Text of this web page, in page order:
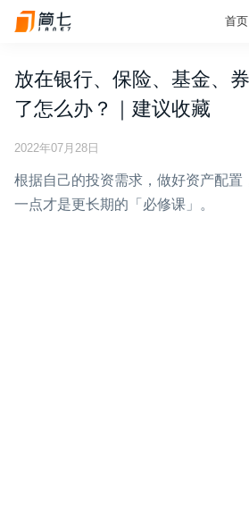
首页
放在银行、保险、基金、
了怎么办？｜建议收藏
2022年07月28日
根据自己的投资需求，做好资产配置
一点才是更长期的「必修课」。